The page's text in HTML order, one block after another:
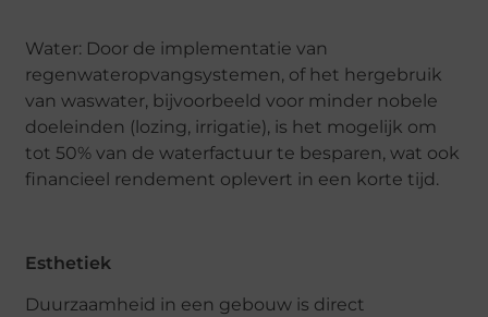
Water: Door de implementatie van
regenwateropvangsystemen, of het hergebruik
van waswater, bijvoorbeeld voor minder nobele
doeleinden (lozing, irrigatie), is het mogelijk om
tot 50% van de waterfactuur te besparen, wat ook
financieel rendement oplevert in een korte tijd.
Esthetiek
Duurzaamheid in een gebouw is direct